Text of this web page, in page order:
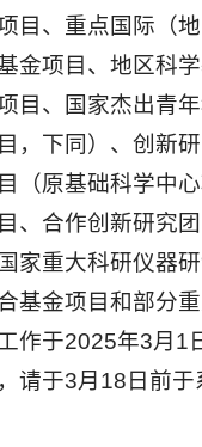
目、重点国际（
金项目、地区科
目、国家杰出青
，下同）、创新
（原基础科学中
、合作创新研究
家重大科研仪器
基金项目和部分
作于2025年3月1
请于3月18日前于